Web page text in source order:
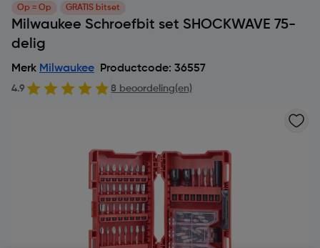
Op = Op GRATIS bitset
Milwaukee Schroefbit set SHOCKWAVE 75-
delig
Merk Milwaukee Productcode: 36557
4.9 8 beoordeling(en)